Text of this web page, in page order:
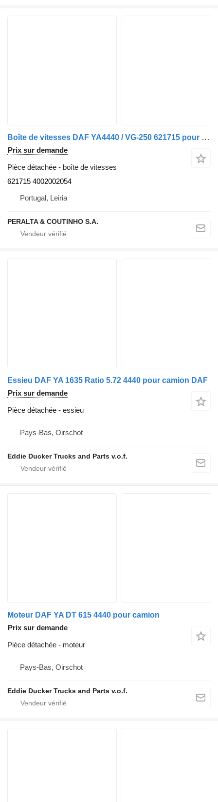
Boîte de vitesses DAF YA4440 / VG-250 621715 pour camion DAF YA440
Prix sur demande
Pièce détachée - boîte de vitesses
621715 4002002054
Portugal, Leiria
PERALTA & COUTINHO S.A.
Essieu DAF YA 1635 Ratio 5.72 4440 pour camion DAF
Prix sur demande
Pièce détachée - essieu
Pays-Bas, Oirschot
Eddie Ducker Trucks and Parts v.o.f.
Moteur DAF YA DT 615 4440 pour camion
Prix sur demande
Pièce détachée - moteur
Pays-Bas, Oirschot
Eddie Ducker Trucks and Parts v.o.f.